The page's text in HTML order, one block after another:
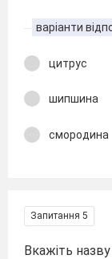
варіанти
цитрус
шипшина
смородина
Запитання 5
Вкажіть